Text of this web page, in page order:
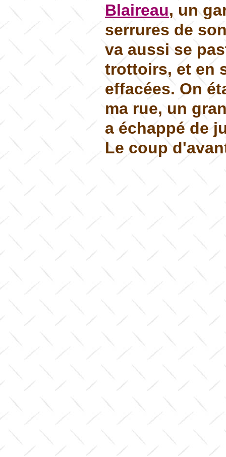
Blaireau, un
serrures de
va aussi se
trottoirs, et en
effacées. On
ma rue, un
a échappé de
Le coup